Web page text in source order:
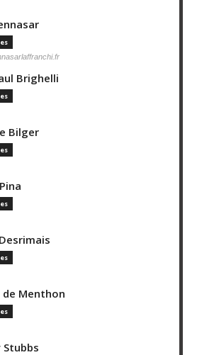
Brighelli
Bilger
de Menthon
Stubbs